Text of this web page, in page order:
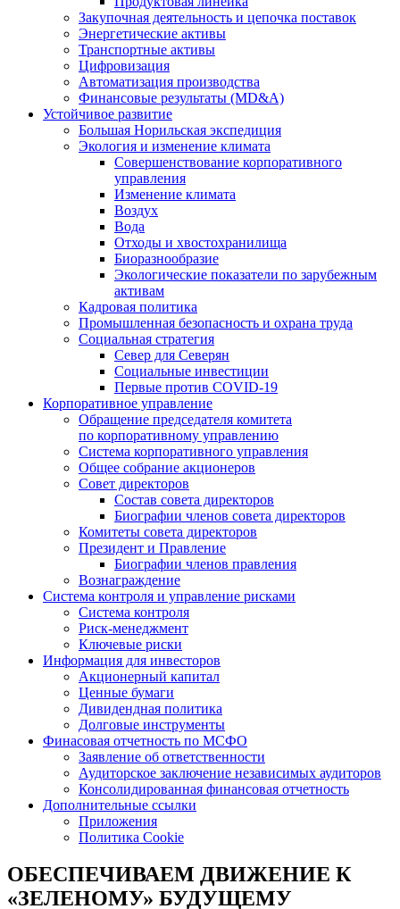
Закупочная деятельность и цепочка поставок
Энергетические активы
Транспортные активы
Цифровизация
Автоматизация производства
Финансовые результаты (MD&A)
Устойчивое развитие
Большая Норильская экспедиция
Экология и изменение климата
Совершенствование корпоративного
управления
Изменение климата
Воздух
Вода
Отходы и хвостохранилища
Биоразнообразие
Экологические показатели по зарубежным
активам
Кадровая политика
Промышленная безопасность и охрана труда
Социальная стратегия
Север для Северян
Социальные инвестиции
Первые против COVID‑19
Корпоративное управление
Обращение председателя комитета
по корпоративному управлению
Система корпоративного управления
Общее собрание акционеров
Совет директоров
Состав совета директоров
Биографии членов совета директоров
Комитеты совета директоров
Президент и Правление
Биографии членов правления
Вознаграждение
Система контроля и управление рисками
Система контроля
Риск-менеджмент
Ключевые риски
Информация для инвесторов
Акционерный капитал
Ценные бумаги
Дивидендная политика
Долговые инструменты
Финасовая отчетность по МСФО
Заявление об ответственности
Аудиторское заключение независимых аудиторов
Консолидированная финансовая отчетность
Дополнительные ссылки
Приложения
Политика Cookie
ОБЕСПЕЧИВАЕМ ДВИЖЕНИЕ К
«ЗЕЛЕНОМУ» БУДУЩЕМУ